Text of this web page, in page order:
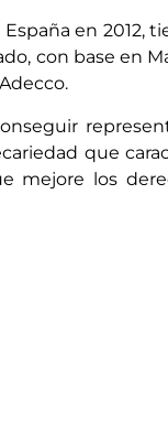
en 2012,
con base en
que
mejore los